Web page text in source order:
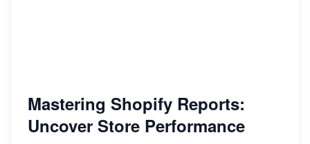
Mastering Shopify Reports:
Uncover Store Performance